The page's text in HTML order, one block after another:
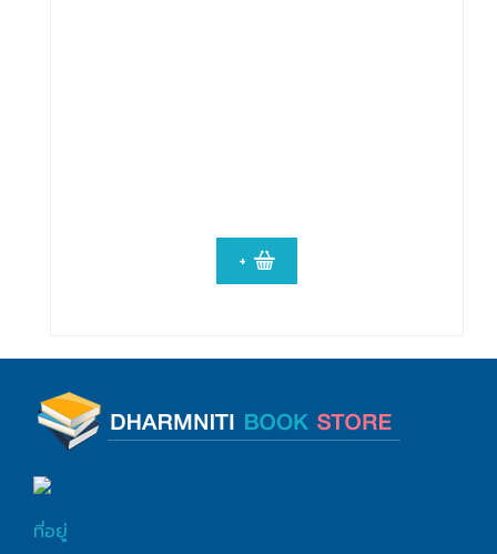
+
ที่อยู่